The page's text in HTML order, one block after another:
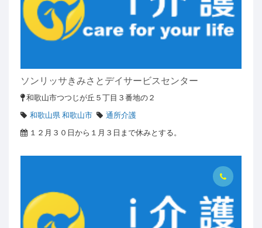
ソンリッサきみさとデイサービスセンター
和歌山市つつじが丘５丁目３番地の２
和歌山県 和歌山市
通所介護
１２月３０日から１月３日まで休みとする。